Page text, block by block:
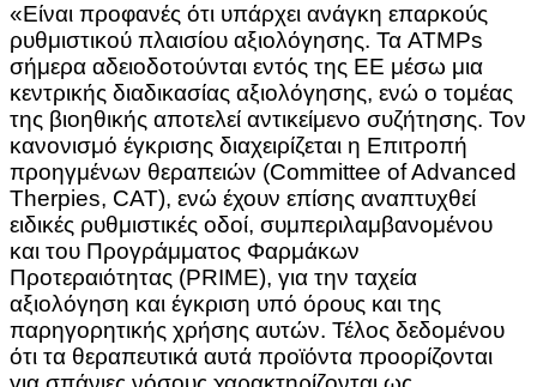
«Είναι προφανές ότι υπάρχει ανάγκη επαρκούς
ρυθμιστικού πλαισίου αξιολόγησης. Τα ATMPs
σήμερα αδειοδοτούνται εντός της ΕΕ μέσω μια
κεντρικής διαδικασίας αξιολόγησης, ενώ ο τομέας
της βιοηθικής αποτελεί αντικείμενο συζήτησης. Τον
κανονισμό έγκρισης διαχειρίζεται η Επιτροπή
προηγμένων θεραπειών (Committee of Advanced
Therpies, CAT), ενώ έχουν επίσης αναπτυχθεί
ειδικές ρυθμιστικές οδοί, συμπεριλαμβανομένου
και του Προγράμματος Φαρμάκων
Προτεραιότητας (PRIME), για την ταχεία
αξιολόγηση και έγκριση υπό όρους και της
παρηγορητικής χρήσης αυτών. Τέλος δεδομένου
ότι τα θεραπευτικά αυτά προϊόντα προορίζονται